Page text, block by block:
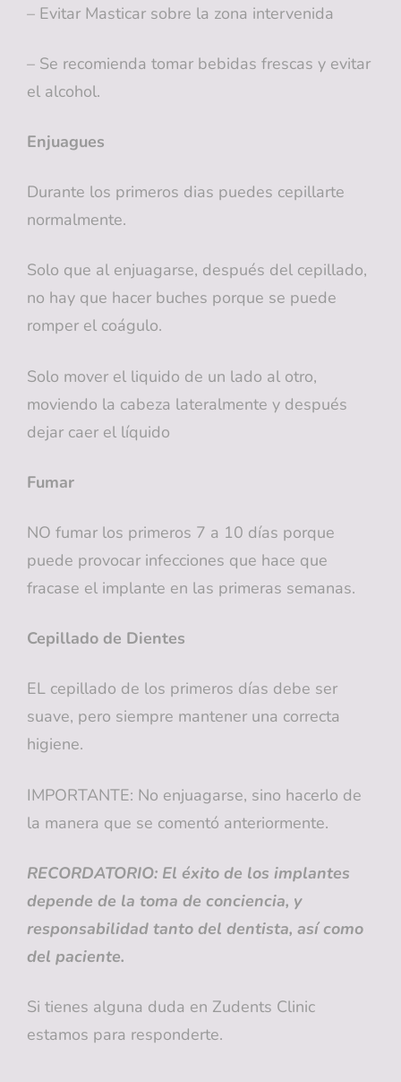
– Evitar Masticar sobre la zona intervenida
– Se recomienda tomar bebidas frescas y evitar
el alcohol.
Enjuagues
Durante los primeros dias puedes cepillarte
normalmente.
Solo que al enjuagarse, después del cepillado,
no hay que hacer buches porque se puede
romper el coágulo.
Solo mover el liquido de un lado al otro,
moviendo la cabeza lateralmente y después
dejar caer el líquido
Fumar
NO fumar los primeros 7 a 10 días porque
puede provocar infecciones que hace que
fracase el implante en las primeras semanas.
Cepillado de Dientes
EL cepillado de los primeros días debe ser
suave, pero siempre mantener una correcta
higiene.
IMPORTANTE: No enjuagarse, sino hacerlo de
la manera que se comentó anteriormente.
RECORDATORIO: El éxito de los implantes
depende de la toma de conciencia, y
responsabilidad tanto del dentista, así como
del paciente.
Si tienes alguna duda en Zudents Clinic
estamos para responderte.